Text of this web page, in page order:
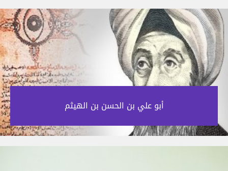
أبو علي بن الحسن بن الهيثم‎